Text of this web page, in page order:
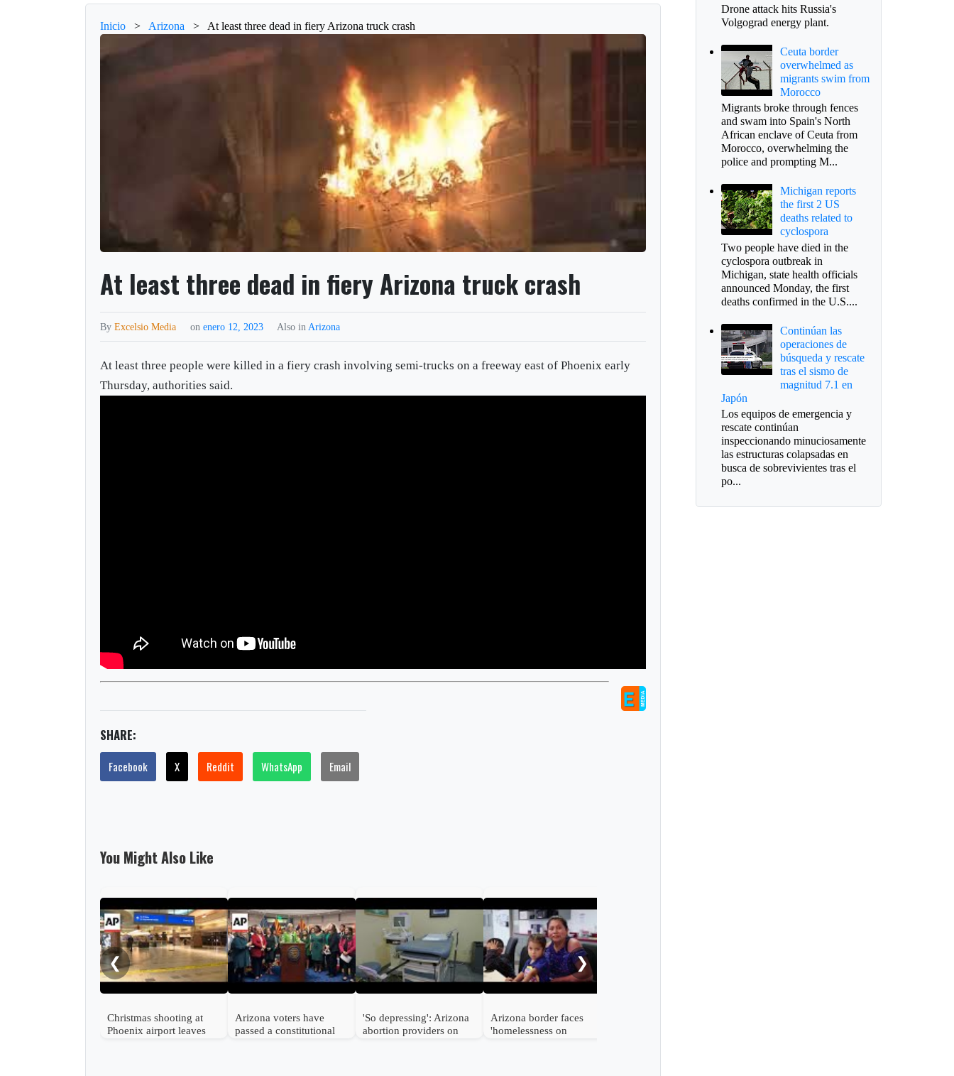
Inicio > Arizona > At least three dead in fiery Arizona truck crash
At least three dead in fiery Arizona truck crash
ByExcelsio Media onenero 12, 2023 Also in Arizona
At least three people were killed in a fiery crash involving semi-trucks on a freeway east of Phoenix early
Thursday, authorities said.
SHARE:
Facebook X Reddit WhatsApp Email
You Might Also Like
❮
Christmas shooting at
Phoenix airport leaves
Arizona voters have
passed a constitutional
'So depressing': Arizona
abortion providers on
Arizona border faces
'homelessness on
❯
Drone attack hits Russia's
Volgograd energy plant.
Ceuta border
overwhelmed as
migrants swim from
Morocco
Migrants broke through fences
and swam into Spain's North
African enclave of Ceuta from
Morocco, overwhelming the
police and prompting M...
Michigan reports
the first 2 US
deaths related to
cyclospora
Two people have died in the
cyclospora outbreak in
Michigan, state health officials
announced Monday, the first
deaths confirmed in the U.S....
Continúan las
operaciones de
búsqueda y rescate
tras el sismo de
magnitud 7.1 en
Japón
Los equipos de emergencia y
rescate continúan
inspeccionando minuciosamente
las estructuras colapsadas en
busca de sobrevivientes tras el
po...